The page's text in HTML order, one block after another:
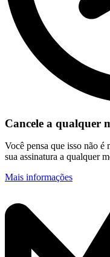
Cancele a qualquer
Você pensa que isso não é
sua assinatura a qualquer
Mais informações